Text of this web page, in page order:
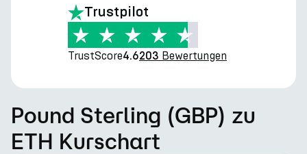
Trustpilot
TrustScore4.6203 Bewertungen
Pound Sterling (GBP) zu
ETH Kurschart